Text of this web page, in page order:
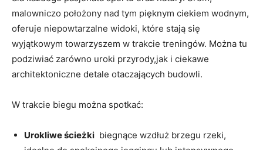
malowniczo położony nad tym ​pięknym ciekiem wodnym,
oferuje niepowtarzalne widoki, ⁢które stają ⁤się
wyjątkowym towarzyszem​ w ⁤trakcie treningów. Można tu
podziwiać zarówno⁤ uroki przyrody,jak i ciekawe⁣
architektoniczne​ detale otaczających​ budowli.
W ‌trakcie biegu​ można spotkać:
Urokliwe ścieżki ⁢ biegnące wzdłuż ​brzegu rzeki,